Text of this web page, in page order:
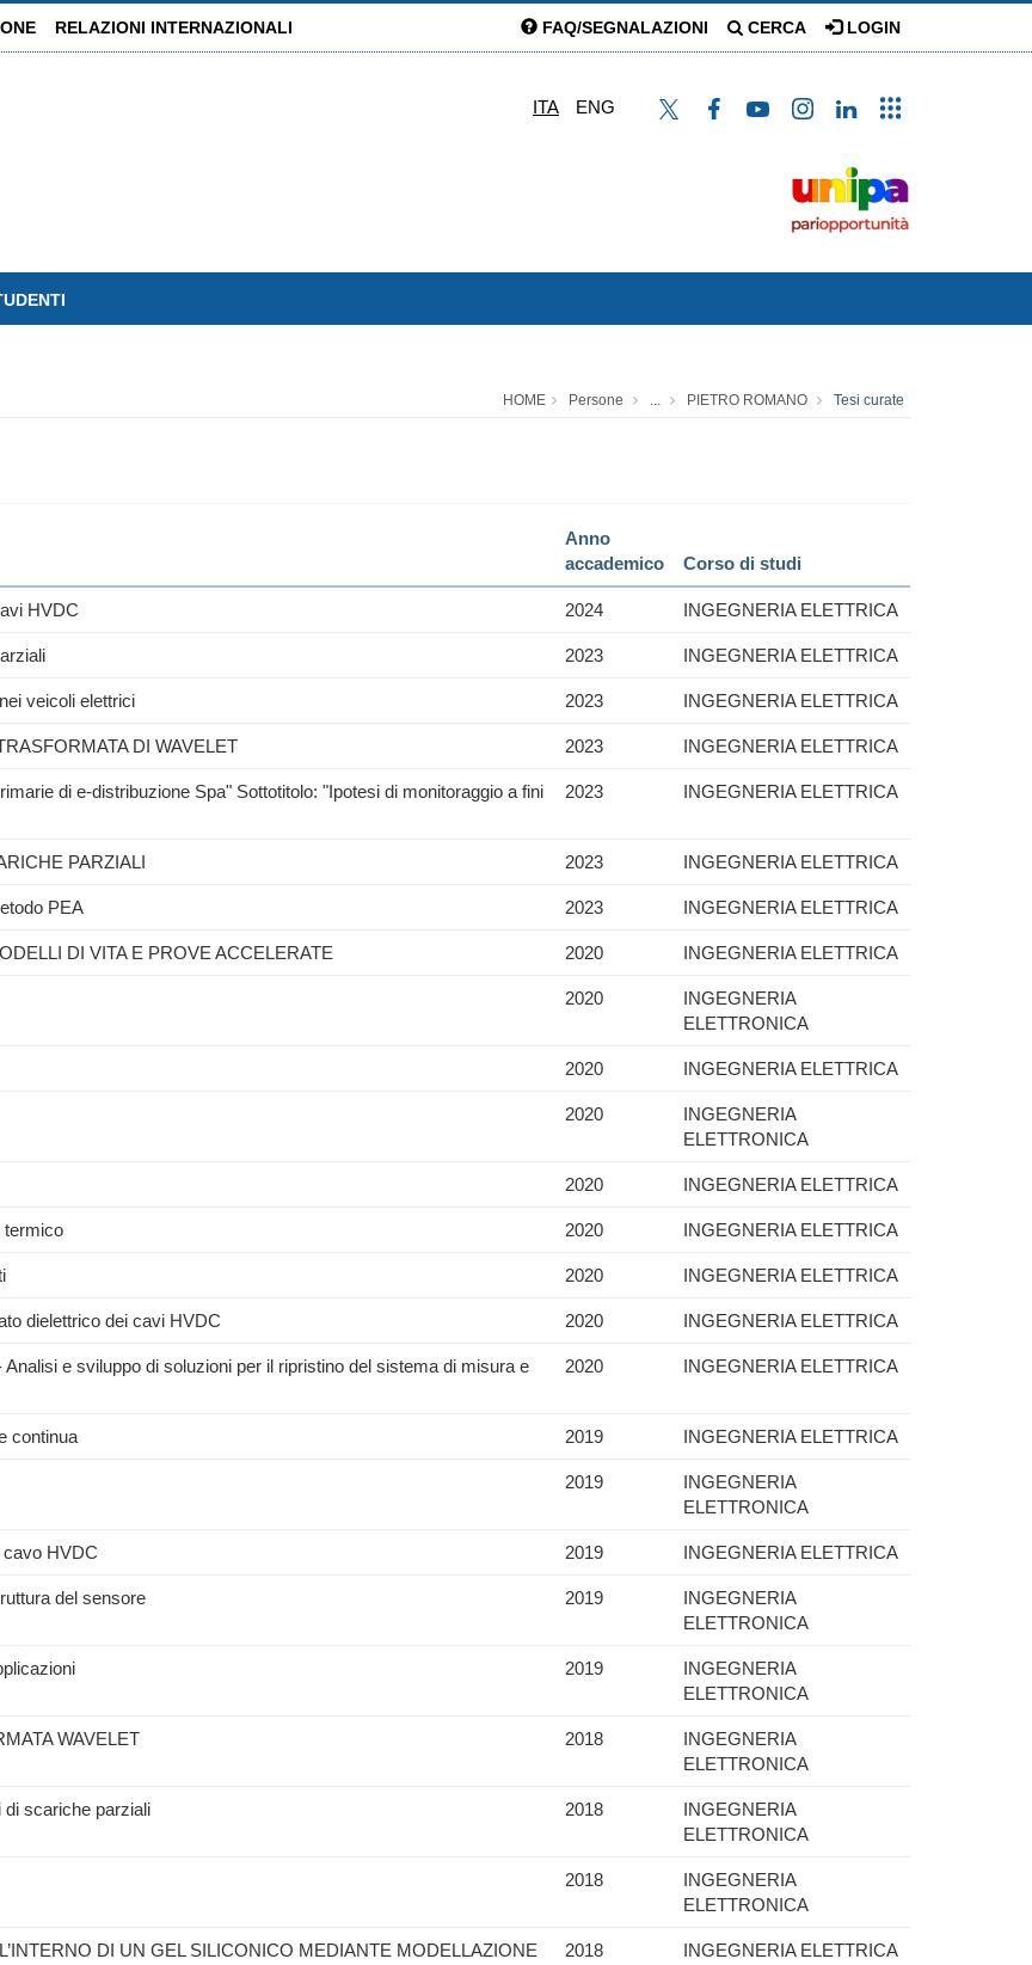
RELAZIONI INTERNAZIONALI FAQ/SEGNALAZIONI CERCA LOGIN
ITA ENG
HOME Persone ... PIETRO ROMANO Tesi curate
Anno
accademico
Corso di studi
HVDC 2024 INGEGNERIA ELETTRICA
2023 INGEGNERIA ELETTRICA
veicoli elettrici 2023 INGEGNERIA ELETTRICA
DI WAVELET 2023 INGEGNERIA ELETTRICA
di e-distribuzione Spa" Sottotitolo: "Ipotesi di monitoraggio a fini
2023 INGEGNERIA ELETTRICA
PARZIALI 2023 INGEGNERIA ELETTRICA
PEA 2023 INGEGNERIA ELETTRICA
DI VITA E PROVE ACCELERATE 2020 INGEGNERIA ELETTRICA
2020
INGEGNERIA
ELETTRONICA
2020 INGEGNERIA ELETTRICA
2020
INGEGNERIA
ELETTRONICA
2020 INGEGNERIA ELETTRICA
termico 2020 INGEGNERIA ELETTRICA
2020 INGEGNERIA ELETTRICA
dielettrico dei cavi HVDC 2020 INGEGNERIA ELETTRICA
e sviluppo di soluzioni per il ripristino del sistema di misura e
2020 INGEGNERIA ELETTRICA
continua 2019 INGEGNERIA ELETTRICA
2019
INGEGNERIA
ELETTRONICA
cavo HVDC 2019 INGEGNERIA ELETTRICA
del sensore 2019
INGEGNERIA
ELETTRONICA
2019
INGEGNERIA
ELETTRONICA
WAVELET 2018
INGEGNERIA
ELETTRONICA
di scariche parziali 2018
INGEGNERIA
ELETTRONICA
2018
INGEGNERIA
ELETTRONICA
DI UN GEL SILICONICO MEDIANTE MODELLAZIONE
2018 INGEGNERIA ELETTRICA